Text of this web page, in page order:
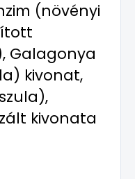
(növényi
Galagonya
kivonat,
kivonata